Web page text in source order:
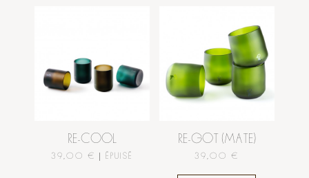
RE-COOL
39,00 € | ÉPUISÉ
RE-GOT (MATE)
39,00 €